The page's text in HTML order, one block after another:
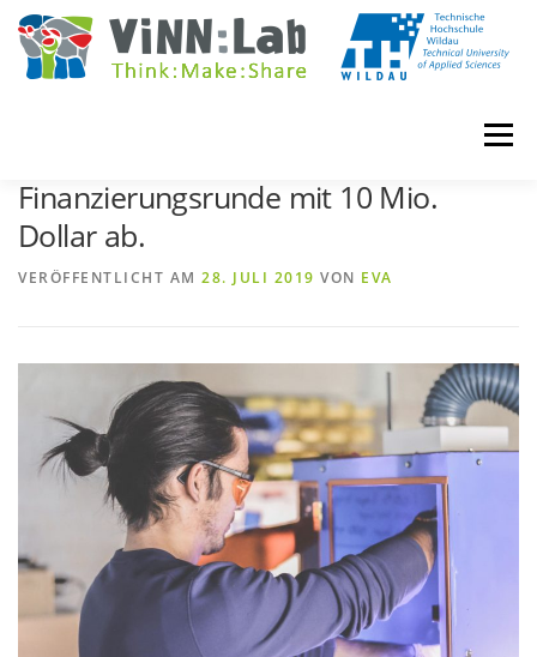
Zum
Inhalt
springen
Menü
VINN:LOG
BOOKING IMPRINT
Finanzierungsrunde mit 10 Mio.
Dollar ab.
VERÖFFENTLICHT AM 28. JULI 2019 VON EVA